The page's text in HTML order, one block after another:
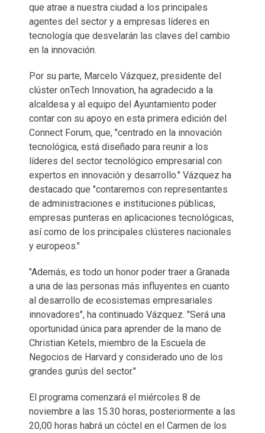
que atrae a nuestra ciudad a los principales
agentes del sector y a empresas líderes en
tecnología que desvelarán las claves del cambio
en la innovación.
Por su parte, Marcelo Vázquez, presidente del
clúster onTech Innovation, ha agradecido a la
alcaldesa y al equipo del Ayuntamiento poder
contar con su apoyo en esta primera edición del
Connect Forum, que, "centrado en la innovación
tecnológica, está diseñado para reunir a los
líderes del sector tecnológico empresarial con
expertos en innovación y desarrollo." Vázquez ha
destacado que "contaremos con representantes
de administraciones e instituciones públicas,
empresas punteras en aplicaciones tecnológicas,
así como de los principales clústeres nacionales
y europeos."
"Además, es todo un honor poder traer a Granada
a una de las personas más influyentes en cuanto
al desarrollo de ecosistemas empresariales
innovadores", ha continuado Vázquez. "Será una
oportunidad única para aprender de la mano de
Christian Ketels, miembro de la Escuela de
Negocios de Harvard y considerado uno de los
grandes gurús del sector."
El programa comenzará el miércoles 8 de
noviembre a las 15.30 horas, posteriormente a las
20,00 horas habrá un cóctel en el Carmen de los